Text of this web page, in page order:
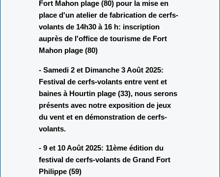
Fort Mahon plage (80) pour la mise en
place d'un atelier de fabrication de cerfs-
volants de 14h30 à 16 h: inscription
auprès de l'office de tourisme de Fort
Mahon plage (80)
- Samedi 2 et Dimanche 3 Août 2025:
Festival de cerfs-volants entre vent et
baines à Hourtin plage (33), nous serons
présents avec notre exposition de jeux
du vent et en démonstration de cerfs-
volants.
- 9 et 10 Août 2025: 11ème édition du
festival de cerfs-volants de Grand Fort
Philippe (59)